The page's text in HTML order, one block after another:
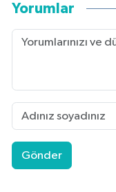
Yorumlar
Gönder